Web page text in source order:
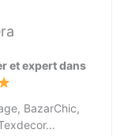
et expert dans
BazarChic,